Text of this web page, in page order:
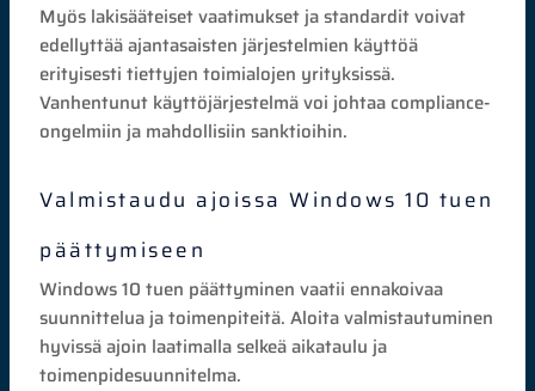
Myös lakisääteiset vaatimukset ja standardit voivat
edellyttää ajantasaisten järjestelmien käyttöä
erityisesti tiettyjen toimialojen yrityksissä.
Vanhentunut käyttöjärjestelmä voi johtaa compliance-
ongelmiin ja mahdollisiin sanktioihin.
Valmistaudu ajoissa Windows 10 tuen
päättymiseen
Windows 10 tuen päättyminen vaatii ennakoivaa
suunnittelua ja toimenpiteitä. Aloita valmistautuminen
hyvissä ajoin laatimalla selkeä aikataulu ja
toimenpidesuunnitelma.